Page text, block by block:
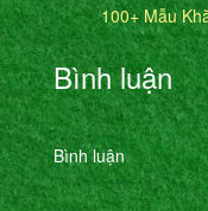
100+ Mẫu
Bình luận
Bình luận